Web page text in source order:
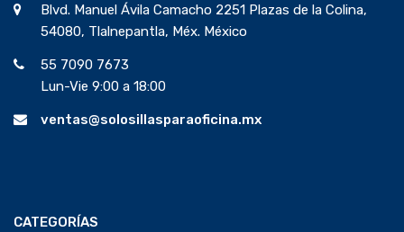
Blvd. Manuel Ávila Camacho 2251 Plazas de la Colina,
54080, Tlalnepantla, Méx. México
55 7090 7673
Lun-Vie 9:00 a 18:00
ventas@solosillasparaoficina.mx
CATEGORÍAS